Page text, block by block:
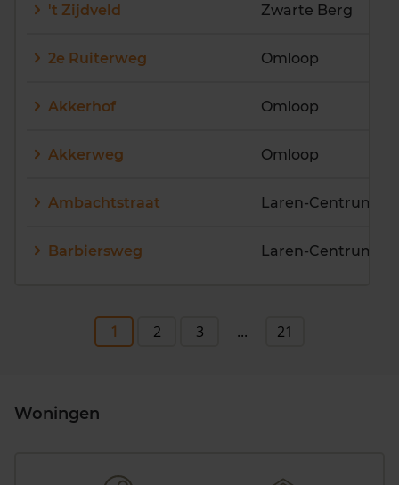
't Zijdveld Zwarte Berg
2e Ruiterweg Omloop
Akkerhof Omloop
Akkerweg Omloop
Ambachtstraat Laren-Centrum
Barbiersweg Laren-Centrum
1 2 3 ... 21
Woningen